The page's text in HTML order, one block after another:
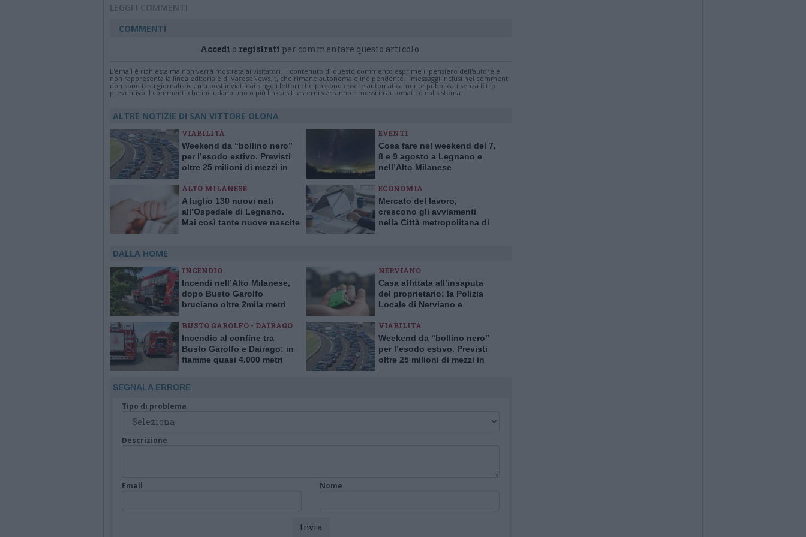
LEGGI I COMMENTI
COMMENTI
Accedi o registrati per commentare questo articolo.
L'email è richiesta ma non verrà mostrata ai visitatori. Il contenuto di questo commento esprime il pensiero dell'autore e
non rappresenta la linea editoriale di VareseNews.it, che rimane autonoma e indipendente. I messaggi inclusi nei commenti
non sono testi giornalistici, ma post inviati dai singoli lettori che possono essere automaticamente pubblicati senza filtro
preventivo. I commenti che includano uno o più link a siti esterni verranno rimossi in automatico dal sistema.
ALTRE NOTIZIE DI SAN VITTORE OLONA
VIABILITÀ
Weekend da “bollino nero”
per l’esodo estivo. Previsti
oltre 25 milioni di mezzi in
EVENTI
Cosa fare nel weekend del 7,
8 e 9 agosto a Legnano e
nell’Alto Milanese
ALTO MILANESE
A luglio 130 nuovi nati
all’Ospedale di Legnano.
Mai così tante nuove nascite
ECONOMIA
Mercato del lavoro,
crescono gli avviamenti
nella Città metropolitana di
DALLA HOME
INCENDIO
Incendi nell’Alto Milanese,
dopo Busto Garolfo
bruciano oltre 2mila metri
NERVIANO
Casa affittata all’insaputa
del proprietario: la Polizia
Locale di Nerviano e
BUSTO GAROLFO - DAIRAGO
Incendio al confine tra
Busto Garolfo e Dairago: in
fiamme quasi 4.000 metri
VIABILITÀ
Weekend da “bollino nero”
per l’esodo estivo. Previsti
oltre 25 milioni di mezzi in
SEGNALA ERRORE
Tipo di problema
Descrizione
Email Nome